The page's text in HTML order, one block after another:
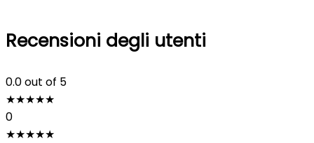
Recensioni degli utenti
0.0out of 5
★★★★★
0
★★★★★